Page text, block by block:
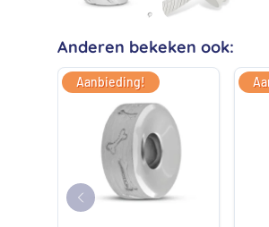
Anderen bekeken ook:
Aanbieding!